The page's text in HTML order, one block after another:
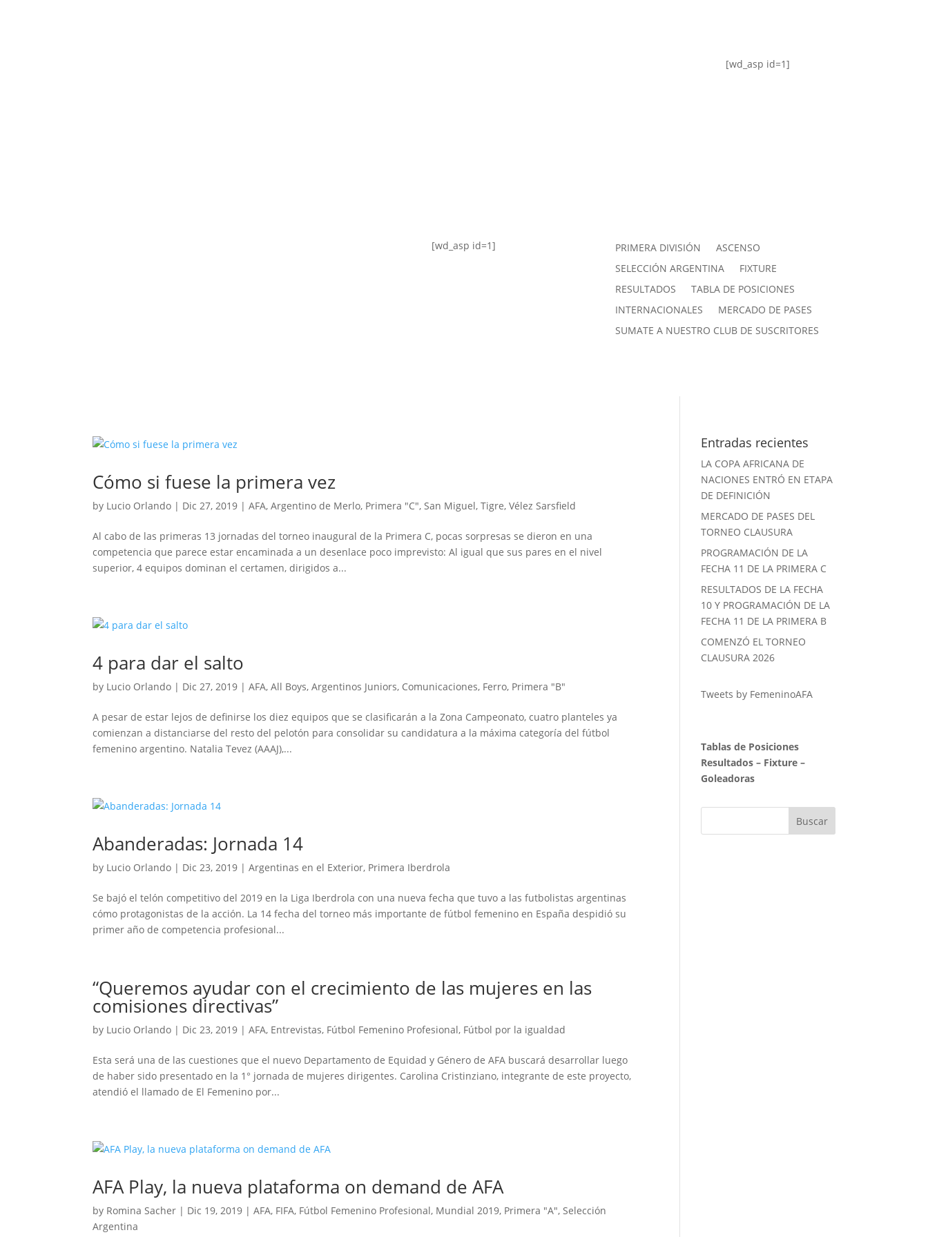
[wd_asp id=1]
[wd_asp id=1] PRIMERA DIVISIÓN
ASCENSO
SELECCIÓN ARGENTINA
FIXTURE
RESULTADOS
TABLA DE POSICIONES
INTERNACIONALES
MERCADO DE PASES
SUMATE A NUESTRO CLUB DE SUSCRITORES
Cómo si fuese la primera vez
by Lucio Orlando | Dic 27, 2019 |AFA,Argentino de Merlo, Primera "C",San Miguel,Tigre,Vélez Sarsfield
Al cabo de las primeras 13 jornadas del torneo inaugural de la Primera C, pocas sorpresas se dieron en una
competencia que parece estar encaminada a un desenlace poco imprevisto: Al igual que sus pares en el nivel
superior, 4 equipos dominan el certamen, dirigidos a...
4 para dar el salto
by Lucio Orlando | Dic 27, 2019 |AFA,All Boys,Argentinos Juniors, Comunicaciones, Ferro, Primera "B"
A pesar de estar lejos de definirse los diez equipos que se clasificarán a la Zona Campeonato, cuatro planteles ya
comienzan a distanciarse del resto del pelotón para consolidar su candidatura a la máxima categoría del fútbol
femenino argentino. Natalia Tevez (AAAJ),...
Abanderadas: Jornada 14
by Lucio Orlando | Dic 23, 2019 |Argentinas en el Exterior, Primera Iberdrola
Se bajó el telón competitivo del 2019 en la Liga Iberdrola con una nueva fecha que tuvo a las futbolistas argentinas
cómo protagonistas de la acción. La 14 fecha del torneo más importante de fútbol femenino en España despidió su
primer año de competencia profesional...
“Queremos ayudar con el crecimiento de las mujeres en las
comisiones directivas”
by Lucio Orlando | Dic 23, 2019 |AFA, Entrevistas, Fútbol Femenino Profesional, Fútbol por la igualdad
Esta será una de las cuestiones que el nuevo Departamento de Equidad y Género de AFA buscará desarrollar luego
de haber sido presentado en la 1° jornada de mujeres dirigentes. Carolina Cristinziano, integrante de este proyecto,
atendió el llamado de El Femenino por...
AFA Play, la nueva plataforma on demand de AFA
by Romina Sacher | Dic 19, 2019 |AFA, FIFA, Fútbol Femenino Profesional, Mundial 2019, Primera "A",Selección
Argentina
Entradas recientes
LA COPA AFRICANA DE
NACIONES ENTRÓ EN ETAPA
DE DEFINICIÓN
MERCADO DE PASES DEL
TORNEO CLAUSURA
PROGRAMACIÓN DE LA
FECHA 11 DE LA PRIMERA C
RESULTADOS DE LA FECHA
10 Y PROGRAMACIÓN DE LA
FECHA 11 DE LA PRIMERA B
COMENZÓ EL TORNEO
CLAUSURA 2026
Tweets by FemeninoAFA
Tablas de Posiciones
Resultados – Fixture –
Goleadoras